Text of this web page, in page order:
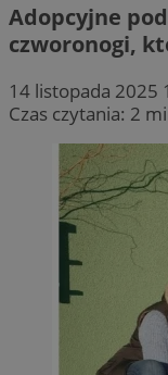
Adopcyjne
czworonogi,
14 listopada 2025
Czas czytania: 2